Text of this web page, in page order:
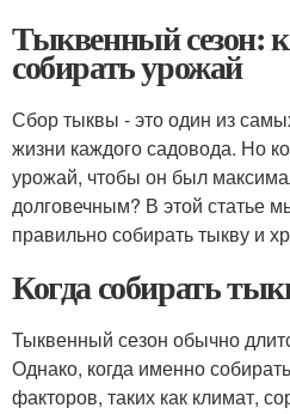
Тыквенный сезон:
собирать урожай
Сбор тыквы - это один из
жизни каждого садовода. Но
урожай, чтобы он был
долговечным? В этой статье
правильно собирать тыкву и
Когда собирать
Тыквенный сезон обычно
Однако, когда именно
факторов, таких как климат,